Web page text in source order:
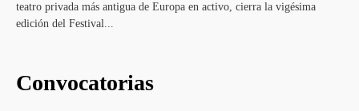
teatro privada más antigua de Europa en activo, cierra la vigésima
edición del Festival...
Convocatorias